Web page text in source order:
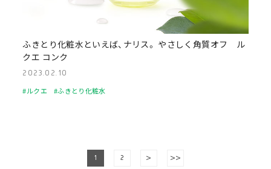
ふきとり化粧水といえば、ナリス。 やさしく角質オフ ル
クエ コンク
2023.02.10
#ルクエ #ふきとり化粧水
1 2 > >>